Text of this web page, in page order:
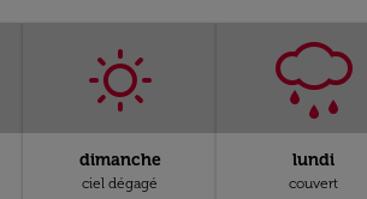
dimanche
ciel dégagé
lundi
couvert